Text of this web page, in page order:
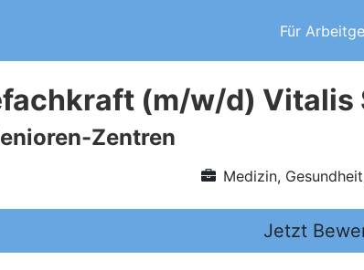
Für
(m/w/d) Vitalis
Zentren
Medizin,
Jetzt